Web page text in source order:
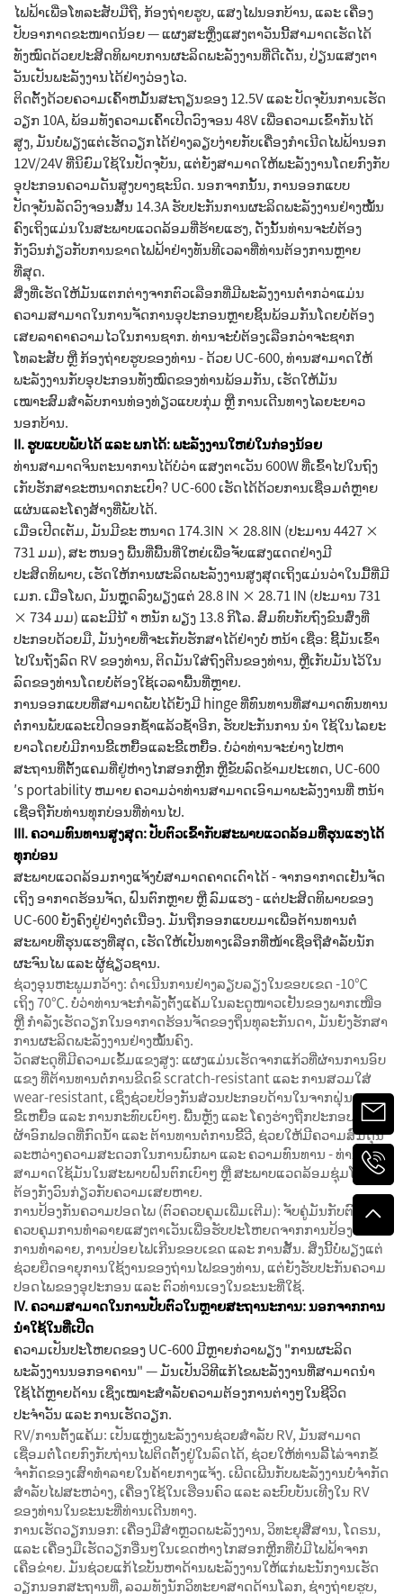
ໄຟຟ້າເພື່ອໂທລະສັບມືຖື, ກ້ອງຖ່າຍຮູບ, ແສງໄຟນອກບ້ານ, ແລະ ເຄື່ອງ
ປັບອາກາດຂະໜາດນ້ອຍ — ແຜງສະຫຼິ່ງແສງຕາວັນນີ້ສາມາດເຮັດໄດ້
ທັງໝົດດ້ວຍປະສິດທິພາບການຜະລິດພະລັງງານທີ່ດີເດັ່ນ, ປ່ຽນແສງຕາ
ວັນເປັນພະລັງງານໄດ້ຢ່າງວ່ອງໄວ.
ຕິດຕັ້ງດ້ວຍຄວາມເຄົ້າຫມັ້ນສະຖຽນຂອງ 12.5V ແລະ ປັດຈຸບັນການເຮັດ
ວຽກ 10A, ພ້ອມທັງຄວາມເຄົ້າເປີດວົງຈອນ 48V ເພື່ອຄວາມເຂົ້າກັນໄດ້
ສູງ, ມັນບໍ່ພຽງແຕ່ເຮັດວຽກໄດ້ຢ່າງລຽບງ່າຍກັບເຄື່ອງກຳເນີດໄຟຟ້ານອກ
12V/24V ທີ່ນິຍົມໃຊ້ໃນປັດຈຸບັນ, ແຕ່ຍັງສາມາດໃຫ້ພະລັງງານໂດຍກົງກັບ
ອຸປະກອນຄວາມດັນສູງບາງຊະນິດ. ນອກຈາກນັ້ນ, ການອອກແບບ
ປັດຈຸບັນລັດວົງຈອນສັ້ນ 14.3A ຮັບປະກັນການຜະລິດພະລັງງານຢ່າງໝັ້ນ
ຄົງເຖິງແມ່ນໃນສະພາບແວດລ້ອມທີ່ຮ້າຍແຮງ, ດັ່ງນັ້ນທ່ານຈະບໍ່ຕ້ອງ
ກັງວົນກ່ຽວກັບການຂາດໄຟຟ້າຢ່າງທັນທີເວລາທີ່ທ່ານຕ້ອງການຫຼາຍ
ທີ່ສຸດ.
ສິ່ງທີ່ເຮັດໃຫ້ມັນແຕກຕ່າງຈາກຕົວເລືອກທີ່ມີພະລັງງານຕ່ຳກວ່າແມ່ນ
ຄວາມສາມາດໃນການຈັດການອຸປະກອນຫຼາຍຊິ້ນພ້ອມກັນໂດຍບໍ່ຕ້ອງ
ເສຍລາຄາຄວາມໄວໃນການຊາກ. ທ່ານຈະບໍ່ຕ້ອງເລືອກວ່າຈະຊາກ
ໂທລະສັບ ຫຼື ກ້ອງຖ່າຍຮູບຂອງທ່ານ - ດ້ວຍ UC-600, ທ່ານສາມາດໃຫ້
ພະລັງງານກັບອຸປະກອນທັງໝົດຂອງທ່ານພ້ອມກັນ, ເຮັດໃຫ້ມັນ
ເໝາະສົມສຳລັບການທ່ອງທ່ຽວແບບກຸ່ມ ຫຼື ການເດີນທາງໄລຍະຍາວ
ນອກບ້ານ.
II. ຮູບແບບພັບໄດ້ ແລະ ພກໄດ້: ພະລັງງານໃຫຍ່ໃນກ່ອງນ້ອຍ
ທ່ານສາມາດຈິນຕະນາການໄດ້ບໍວ່າ ແສງຕາເວັນ 600W ທີ່ເຂົ້າໄປໃນຖົງ
ເກັບຮັກສາຂະຫນາດກະເປົາ? UC-600 ເຮັດໄດ້ດ້ວຍການເຊື່ອມຕໍ່ຫຼາຍ
ແຜ່ນແລະໂຄງສ້າງທີ່ພັບໄດ້.
ເມື່ອເປີດເຕັມ, ມັນມີຂະ ຫນາດ 174.3IN × 28.8IN (ປະມານ 4427 ×
731 ມມ), ສະ ຫນອງ ພື້ນທີ່ພື້ນທີ່ໃຫຍ່ເພື່ອຈັບແສງແດດຢ່າງມີ
ປະສິດທິພາບ, ເຮັດໃຫ້ການຜະລິດພະລັງງານສູງສຸດເຖິງແມ່ນວ່າໃນມື້ທີ່ມີ
ເມກ. ເມື່ອໂພດ, ມັນຫຼຸດລົງພຽງແຕ່ 28.8 IN × 28.71 IN (ປະມານ 731
× 734 ມມ) ແລະມີນ້ ໍາ ຫນັກ ພຽງ 13.8 ກິໂລ. ສົມທົບກັບຖົງຂົນສົ່ງທີ່
ປະກອບດ້ວຍມື, ມັນງ່າຍທີ່ຈະເກັບຮັກສາໄດ້ຢ່າງບໍ່ ຫນ້າ ເຊື່ອ: ຊີ້ມັນເຂົ້າ
ໄປໃນຖັງລົດ RV ຂອງທ່ານ, ຕິດມັນໃສ່ຖົງຕີນຂອງທ່ານ, ຫຼືເກັບມັນໄວ້ໃນ
ລົດຂອງທ່ານໂດຍບໍ່ຕ້ອງໃຊ້ເວລາພື້ນທີ່ຫຼາຍ.
ການອອກແບບທີ່ສາມາດພັບໄດ້ຍັງມີ hinge ທີ່ທົນທານທີ່ສາມາດທົນທານ
ຕໍ່ການພັບແລະເປີດອອກຊ້ໍາແລ້ວຊ້ໍາອີກ, ຮັບປະກັນການ ນໍາ ໃຊ້ໃນໄລຍະ
ຍາວໂດຍບໍ່ມີການຂີ້ເຫຍື້ອແລະຂີ້ເຫຍື້ອ. ບໍ່ວ່າທ່ານຈະຍ່າງໄປຫາ
ສະຖານທີ່ຕັ້ງແຄມທີ່ຢູ່ຫ່າງໄກສອກຫຼີກ ຫຼືຂັບລົດຂ້າມປະເທດ, UC-600
′s portability ຫມາຍ ຄວາມວ່າທ່ານສາມາດເອົາມາພະລັງງານທີ່ ຫນ້າ
ເຊື່ອຖືກັບທ່ານທຸກບ່ອນທີ່ທ່ານໄປ.
III. ຄວາມທົນທານສູງສຸດ: ປັບຕົວເຂົ້າກັບສະພາບແວດລ້ອມທີ່ຮຸນແຮງໄດ້
ທຸກບ່ອນ
ສະພາບແວດລ້ອມກາງແຈ້ງບໍ່ສາມາດຄາດເດົາໄດ້ - ຈາກອາກາດເຢັນຈັດ
ເຖິງ ອາກາດຮ້ອນຈັດ, ຝົນຕົກຫຼາຍ ຫຼື ລົມແຮງ - ແຕ່ປະສິດທິພາບຂອງ
UC-600 ຍັງຄົງຢູ່ຢ່າງຕໍ່ເນື່ອງ. ມັນຖືກອອກແບບມາເພື່ອຕ້ານທານຕໍ່
ສະພາບທີ່ຮຸນແຮງທີ່ສຸດ, ເຮັດໃຫ້ເປັນທາງເລືອກທີ່ໜ້າເຊື່ອຖືສໍາລັບນັກ
ຜະຈົນໄພ ແລະ ຜູ້ຊ່ຽວຊານ.
ຊ່ວງອຸນຫະພູມກວ້າງ: ດໍາເນີນການຢ່າງລຽບລຽງໃນຂອບເຂດ -10℃
ເຖິງ 70℃. ບໍ່ວ່າທ່ານຈະກໍາລັງຕັ້ງແຄ້ມໃນລະດູໜາວເຢັນຂອງພາກເໜືອ
ຫຼື ກໍາລັງເຮັດວຽກໃນອາກາດຮ້ອນຈັດຂອງຖິ່ນທຸລະກັນດາ, ມັນຍັງຮັກສາ
ການຜະລິດພະລັງງານຢ່າງໝັ້ນຄົງ.
ວັດສະດຸທີ່ມີຄວາມເຂັ້ມແຂງສູງ: ແຜງແມ່ນເຮັດຈາກແກ້ວທີ່ຜ່ານການອົບ
ແຂງ ທີ່ຕ້ານທານຕໍ່ການຂີດຂົ scratch-resistant ແລະ ການສວມໃສ່
wear-resistant, ເຊິ່ງຊ່ວຍປ້ອງກັນສ່ວນປະກອບດ້ານໃນຈາກຝຸ່ນ,
ຂີ້ເຫຍື້ອ ແລະ ການກະທົບເບົາໆ. ພື້ນຫຼັງ ແລະ ໂຄງຮ່າງຖືກປະກອບຈາກ
ຜ້າອົກຟອດທີ່ກົດນ້ໍາ ແລະ ຕ້ານທານຕໍ່ການຂີ້ວີ, ຊ່ວຍໃຫ້ມີຄວາມສົມດຸນ
ລະຫວ່າງຄວາມສະດວກໃນການພົກພາ ແລະ ຄວາມທົນທານ - ທ່ານ
ສາມາດໃຊ້ມັນໃນສະພາບຝົນຕົກເບົາໆ ຫຼື ສະພາບແວດລ້ອມຊຸ່ມໂດຍບໍ່
ຕ້ອງກັງວົນກ່ຽວກັບຄວາມເສຍຫາຍ.
ການປ້ອງກັນຄວາມປອດໄພ (ຕົວຄວບຄຸມເພີ່ມເຕີມ): ຈັບຄູ່ມັນກັບຕົວ
ຄວບຄຸມການທຳລາຍແສງຕາເວັນເພື່ອຮັບປະໂຫຍດຈາກການປ້ອງກັນ
ການທຳລາຍ, ການປ່ອຍໄຟເກີນຂອບເຂດ ແລະ ການສັ້ນ. ສິ່ງນີ້ບໍ່ພຽງແຕ່
ຊ່ວຍຍືດອາຍຸການໃຊ້ງານຂອງຖ່ານໄຟຂອງທ່ານ, ແຕ່ຍັງຮັບປະກັນຄວາມ
ປອດໄພຂອງອຸປະກອນ ແລະ ຕົວທ່ານເອງໃນຂະນະທີ່ໃຊ້.
IV. ຄວາມສາມາດໃນການປັບຕົວໃນຫຼາຍສະຖານະການ: ນອກຈາກການ
ນຳໃຊ້ໃນທີ່ເປີດ
ຄວາມເປັນປະໂຫຍດຂອງ UC-600 ມີຫຼາຍກ່ວາພຽງ "ການຜະລິດ
ພະລັງງານນອກອາຄານ" — ມັນເປັນວິທີແກ້ໄຂພະລັງງານທີ່ສາມາດນຳ
ໃຊ້ໄດ້ຫຼາຍດ້ານ ເຊິ່ງເໝາະສຳລັບຄວາມຕ້ອງການຕ່າງໆໃນຊີວິດ
ປະຈຳວັນ ແລະ ການເຮັດວຽກ.
RV/ການຕັ້ງແຄ້ມ: ເປັນແຫຼ່ງພະລັງງານຊ່ວຍສຳລັບ RV, ມັນສາມາດ
ເຊື່ອມຕໍ່ໂດຍກົງກັບຖ່ານໄຟຕິດຕັ້ງຢູ່ໃນລົດໄດ້, ຊ່ວຍໃຫ້ທ່ານລີ້ໄລ່ຈາກຂໍ້
ຈຳກັດຂອງເສົາທຳລາຍໃນຄ້າຍກາງແຈ້ງ. ເພີດເພີນກັບພະລັງງານບໍ່ຈຳກັດ
ສຳລັບໄຟສະຫວ່າງ, ເຄື່ອງໃຊ້ໃນເຮືອນຄົວ ແລະ ລະບົບບັນເທີງໃນ RV
ຂອງທ່ານໃນຂະນະທີ່ທ່ານເດີນທາງ.
ການເຮັດວຽກນອກ: ເຄື່ອງມືສຳຫຼວດພະລັງງານ, ວິທະຍຸສື່ສານ, ໂດຣນ,
ແລະ ເຄື່ອງມືເຮັດວຽກອື່ນໆໃນເຂດຫ່າງໄກສອກຫຼີກທີ່ບໍ່ມີໄຟຟ້າຈາກ
ເຄືອຂ່າຍ. ມັນຊ່ວຍແກ້ໄຂບັນຫາດ້ານພະລັງງານໃຫ້ແກ່ພະນັກງານເຮັດ
ວຽກນອກສະຖານທີ່, ລວມທັງນັກວິທະຍາສາດດ້ານໂລກ, ຊ່າງຖ່າຍຮູບ,